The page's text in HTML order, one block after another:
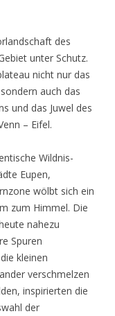
des
unter Schutz.
nicht nur das
auch das
und das Juwel des
– Eifel.
Wildnis-
Eupen,
wölbt sich ein
zum Himmel. Die
nahezu
Spuren
kleinen
verschmelzen
inspirierten die
der